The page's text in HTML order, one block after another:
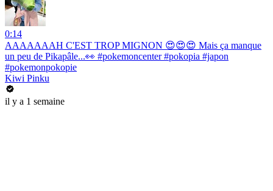
0:14
AAAAAAAH C'EST TROP MIGNON 😍😍😍 Mais ça manque
un peu de Pikapâle...👀 #pokemoncenter #pokopia #japon
#pokemonpokopie
Kiwi Pinku
il y a 1 semaine